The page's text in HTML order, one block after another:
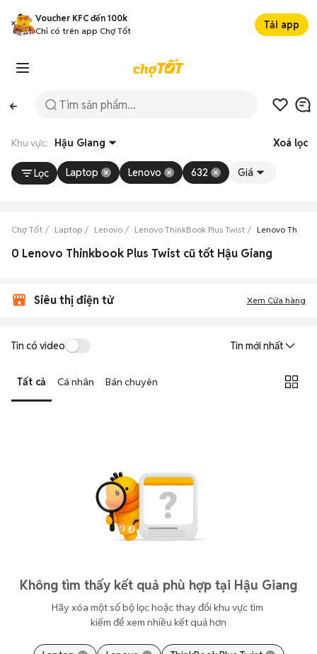
Voucher KFC đến 100k
Chỉ có trên app Chợ Tốt
Tải app
Khu vực: Hậu Giang Xoá lọc
Lọc Laptop Lenovo 632 Giá
Chợ Tốt Laptop Lenovo Lenovo ThinkBook Plus Twist Lenovo
0 Lenovo Thinkbook Plus Twist cũ tốt Hậu Giang
Siêu thị điện tử Xem Cửa hàng
Tin có video Tin mới nhất
Tất cả Cá nhân Bán chuyên
Không tìm thấy kết quả phù hợp tại Hậu Giang
Hãy xóa một số bộ lọc hoặc thay đổi khu vực tìm
kiếm để xem nhiều kết quả hơn